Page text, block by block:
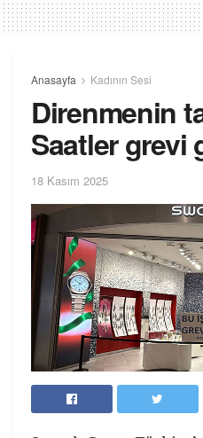
Anasayfa Kadının Sesi
Direnmenin
Saatler grevi
18 Kasım 2025